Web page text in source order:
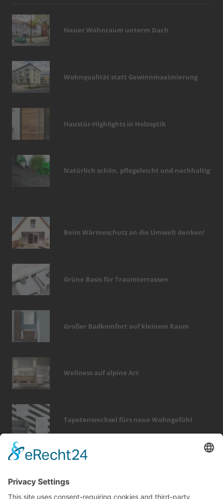
Neuer Wohnraum unterm Dach
Wohnqualität statt Gewinnmaximierung
Haustür-Highlights in Holzoptik
Natürlich schön, pflegeleicht und nachhaltig
Beim Wärmeschutz an die Umwelt denken!
Grüne Basis für Traumterrassen
Großer Badkomfort auf kleinem Raum
Wellness auf alpine Art
Tapetenwechsel fürs neue Wohngefühl